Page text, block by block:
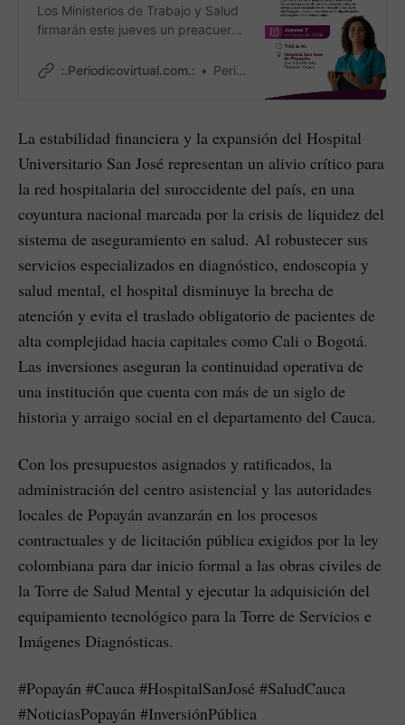
Los Ministerios de Trabajo y Salud
firmarán este jueves un preacuerdo
dignificación y estabilidad
:.Periodicovirtual.com.: PeriodicoVirtual.com ¡Únete a nuestra vibrante comunidad en WhatsApp! 👪🎉 6 de may. de 2026 • 2 min read
La estabilidad financiera y la expansión del Hospital
Universitario San José representan un alivio crítico para
la red hospitalaria del suroccidente del país, en una
coyuntura nacional marcada por la crisis de liquidez del
sistema de aseguramiento en salud. Al robustecer sus
servicios especializados en diagnóstico, endoscopia y
salud mental, el hospital disminuye la brecha de
atención y evita el traslado obligatorio de pacientes de
alta complejidad hacia capitales como Cali o Bogotá.
Las inversiones aseguran la continuidad operativa de
una institución que cuenta con más de un siglo de
historia y arraigo social en el departamento del Cauca.
Con los presupuestos asignados y ratificados, la
administración del centro asistencial y las autoridades
locales de Popayán avanzarán en los procesos
contractuales y de licitación pública exigidos por la ley
colombiana para dar inicio formal a las obras civiles de
la Torre de Salud Mental y ejecutar la adquisición del
equipamiento tecnológico para la Torre de Servicios e
Imágenes Diagnósticas.
#Popayán #Cauca #HospitalSanJosé #SaludCauca
#NoticiasPopayán #InversiónPública